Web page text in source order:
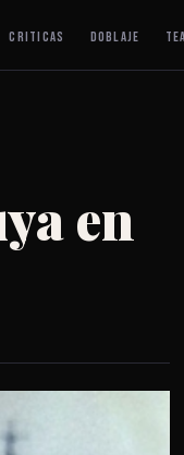
CRITICAS DOBLAJE
en